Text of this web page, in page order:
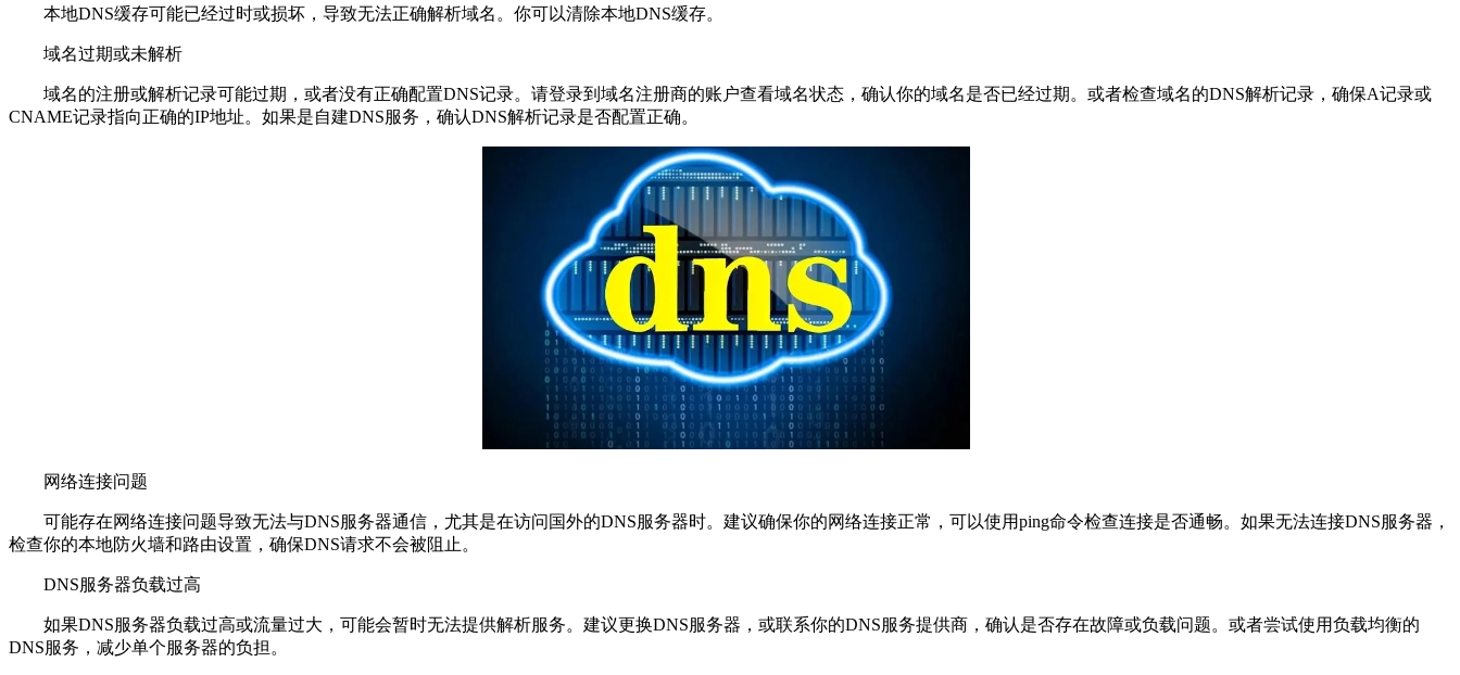
本地DNS缓存可能已经过时或损坏，导致无法正确解析域名。你可以清除本地DNS缓存。
域名过期或未解析
域名的注册或解析记录可能过期，或者没有正确配置DNS记录。请登录到域名注册商的账户查看域名状态，确认你的域名是否已经过期。或者检查域名的DNS解析记录，确保A记录或
CNAME记录指向正确的IP地址。如果是自建DNS服务，确认DNS解析记录是否配置正确。
网络连接问题
可能存在网络连接问题导致无法与DNS服务器通信，尤其是在访问国外的DNS服务器时。建议确保你的网络连接正常，可以使用ping命令检查连接是否通畅。如果无法连接DNS服务器，
检查你的本地防火墙和路由设置，确保DNS请求不会被阻止。
DNS服务器负载过高
如果DNS服务器负载过高或流量过大，可能会暂时无法提供解析服务。建议更换DNS服务器，或联系你的DNS服务提供商，确认是否存在故障或负载问题。或者尝试使用负载均衡的
DNS服务，减少单个服务器的负担。